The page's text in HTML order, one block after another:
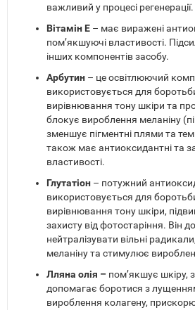
важливий у процесі регенерації.
Вітамін Е – має виражені
пом’якшуючі властивості.
інших компонентів засобу.
Арбутин – це освітлюючий
використовується для
вирівнювання тону шкіри та
блокує вироблення меланіну
зменшує пігментні плями та
також має антиоксидантні та
властивості.
Глутатіон – потужний
використовується для
вирівнювання тону шкіри,
захисту від фотостаріння. Він
нейтралізувати вільні
меланіну та стимулює
Лляна олія – пом’якшує шкіру,
допомагає боротися з
вироблення колагену,